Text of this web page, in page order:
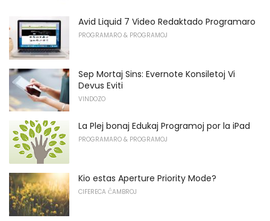
Avid Liquid 7 Video Redaktado Programaro
PROGRAMARO & PROGRAMOJ
Sep Mortaj Sins: Evernote Konsiletoj Vi
Devus Eviti
VINDOZO
La Plej bonaj Edukaj Programoj por la iPad
PROGRAMARO & PROGRAMOJ
Kio estas Aperture Priority Mode?
CIFERECA ĈAMBROJ